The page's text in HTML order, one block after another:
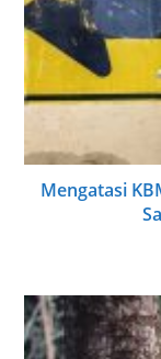
Mengatasi